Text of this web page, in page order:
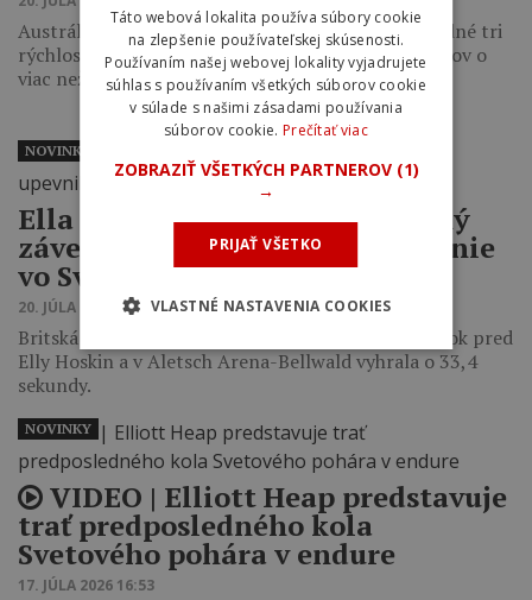
Austrálčan vyhral v Aletsch Arena-Bellwald posledné tri
rýchlostné skúšky a po veľkom obrate zdolal súperov o
viac než 20 sekúnd.
Ella Conolly zvládla dramatický
záver 5. kola a upevnila si vedenie
vo Svetovom pohári
20. JÚLA 2026 19:15
Britská pretekárka si napriek defektu udržala náskok pred
Elly Hoskin a v Aletsch Arena-Bellwald vyhrala o 33,4
sekundy.
NOVINKY
VIDEO | Elliott Heap predstavuje
trať predposledného kola
Svetového pohára v endure
17. JÚLA 2026 16:53
NOVINKY
Táto webová lokalita používa súbory cookie
na zlepšenie používateľskej skúsenosti.
Používaním našej webovej lokality vyjadrujete
súhlas s používaním všetkých súborov cookie
v súlade s našimi zásadami používania
súborov cookie. Prečítať viac
ZOBRAZIŤ VŠETKÝCH PARTNEROV (1)
→
PRIJAŤ VŠETKO
VLASTNÉ NASTAVENIA COOKIES